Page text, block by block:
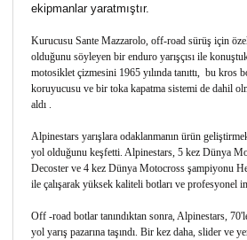
ekipmanlar yaratmıştır.
Kurucusu Sante Mazzarolo, off-road sürüş için
olduğunu söyleyen bir enduro yarışçısı ile
motosiklet çizmesini 1965 yılında tanıttı, bu kros
koruyucusu ve bir toka kapatma sistemi de dahil
aldı .
Alpinestars yarışlara odaklanmanın ürün
yol olduğunu keşfetti. Alpinestars, 5 kez Dünya
Decoster ve 4 kez Dünya Motocross şampiyonu
ile çalışarak yüksek kaliteli botları ve profesyonel
Off -road botlar tanındıktan sonra, Alpinestars,
yol yarış pazarına taşındı. Bir kez daha, slider ve